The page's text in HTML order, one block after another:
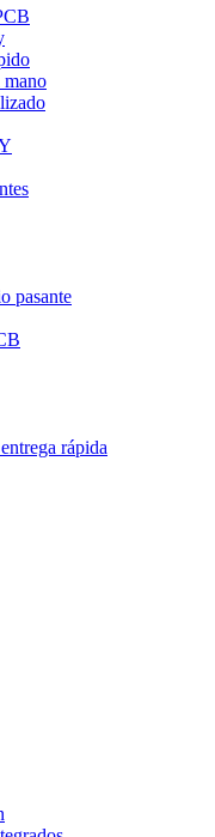
mano
pasante
rápida